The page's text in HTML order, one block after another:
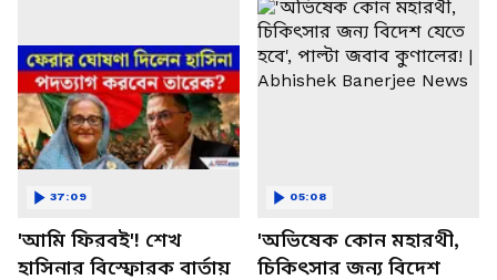
রাজনীতিতে তোলপাড়
'আমি ফিরবই'! শেখ
হাসিনার বিস্ফোরক বার্তায়
37:09
'অভিষেক কোন মহারথী,
চিকিৎসার জন্য বিদেশ
05:08